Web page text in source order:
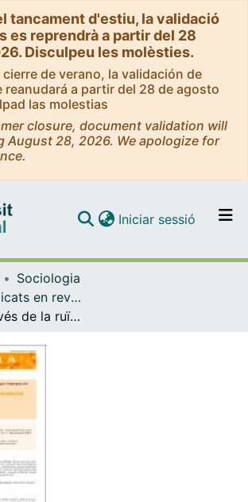
tancament d'estiu, la validació
es reprendrà a partir del 28
Disculpeu les molèsties.
de verano, la validación de
a partir del 28 de agosto
las molestias
closure, document validation will
August 28, 2026. We apologize for
Navega per tot el DD
Com publicar
Iniciar sessió (current)
Sociologia
Articles publicats en revistes (Sociologia)
Pensar a través de la ruïna: una introducció